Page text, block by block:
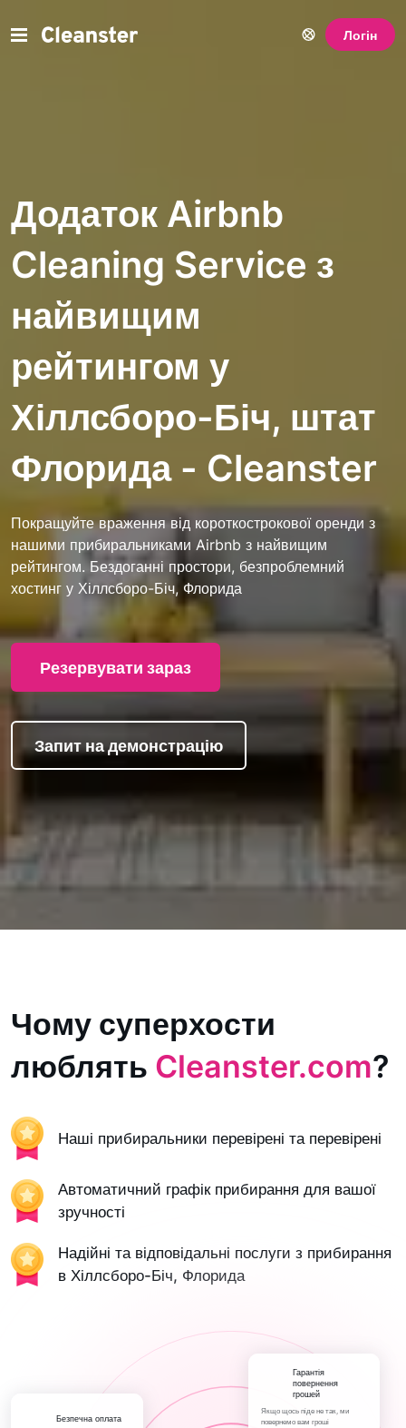
Логін
Додаток Airbnb
Cleaning Service з
найвищим
рейтингом у
Хіллсборо-Біч, штат
Флорида - Cleanster
Покращуйте враження від короткострокової оренди з
нашими прибиральниками Airbnb з найвищим
рейтингом. Бездоганні простори, безпроблемний
хостинг у Хіллсборо-Біч, Флорида
Резервувати зараз
Запит на демонстрацію
Чому суперхости
люблять Cleanster.com?
Наші прибиральники перевірені та перевірені
Автоматичний графік прибирання для вашої
зручності
Надійні та відповідальні послуги з прибирання
в Хіллсборо-Біч, Флорида
Безпечна оплата
Гарантія
повернення
грошей
Якщо щось піде не так, ми
повернемо вам гроші